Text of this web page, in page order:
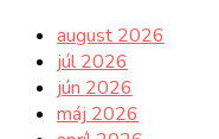
august 2026
júl 2026
jún 2026
máj 2026